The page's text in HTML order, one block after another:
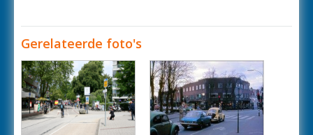
Gerelateerde foto's